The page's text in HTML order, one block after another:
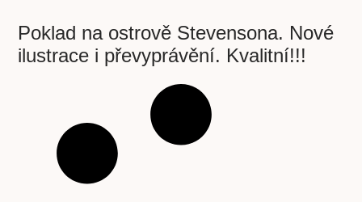
Poklad na ostrově Stevensona. Nové
ilustrace i převyprávění. Kvalitní!!!